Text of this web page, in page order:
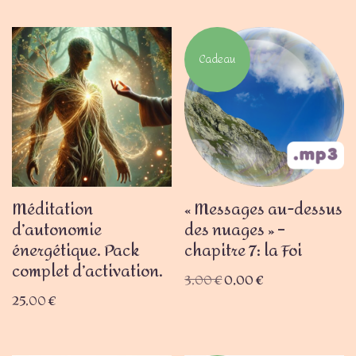
Méditation
d’autonomie
énergétique. Pack
complet d’activation.
25,00€
Cadeau
« Messages au-dessus
des nuages » –
chapitre 7: la Foi
3,00€0,00€